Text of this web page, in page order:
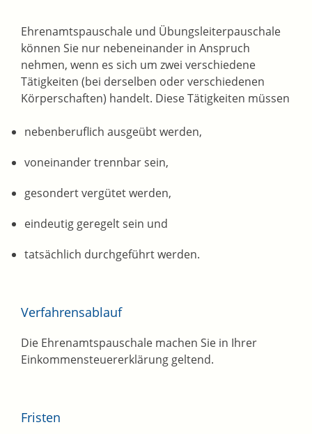
Ehrenamtspauschale und Übungsleiterpauschale
können Sie nur nebeneinander in Anspruch
nehmen, wenn es sich um zwei verschiedene
Tätigkeiten (bei derselben oder verschiedenen
Körperschaften) handelt. Diese Tätigkeiten müssen
nebenberuflich ausgeübt werden,
voneinander trennbar sein,
gesondert vergütet werden,
eindeutig geregelt sein und
tatsächlich durchgeführt werden.
Verfahrensablauf
Die Ehrenamtspauschale machen Sie in Ihrer
Einkommensteuererklärung geltend.
Fristen